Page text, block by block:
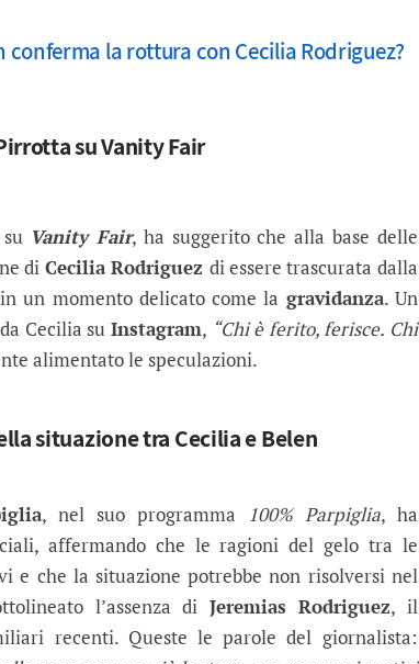
conferma la rottura con Cecilia Rodriguez?
su Vanity Fair
Vanity Fair, ha suggerito che alla base delle
di Cecilia Rodriguez di essere trascurata dalla
un momento delicato come la gravidanza. Un
Cecilia su Instagram, “Chi è ferito, ferisce. Chi
alimentato le speculazioni.
situazione tra Cecilia e Belen
, nel suo programma 100% Parpiglia, ha
affermando che le ragioni del gelo tra le
e che la situazione potrebbe non risolversi nel
l’assenza di Jeremias Rodriguez, il
recenti. Queste le parole del giornalista: